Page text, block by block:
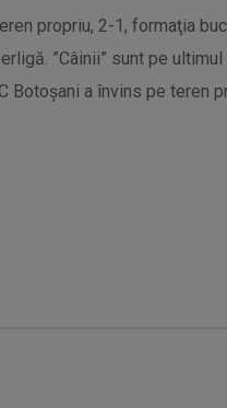
propriu, 2-1, formaţia
”Câinii” sunt pe
Botoşani a învins pe teren